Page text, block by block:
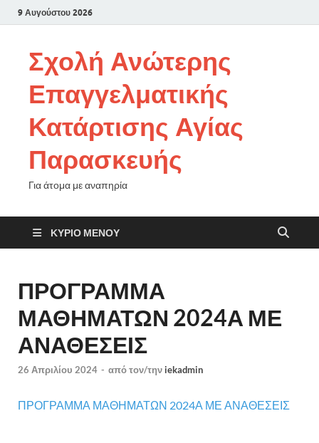
9 Αυγούστου 2026
Σχολή Ανώτερης
Επαγγελματικής
Κατάρτισης Αγίας
Παρασκευής
Για άτομα με αναπηρία
ΚΎΡΙΟ ΜΕΝΟΎ
ΠΡΟΓΡΑΜΜΑ
ΜΑΘΗΜΑΤΩΝ 2024Α ΜΕ
ΑΝΑΘΕΣΕΙΣ
26 Απριλίου 2024 - από τον/την iekadmin
ΠΡΟΓΡΑΜΜΑ ΜΑΘΗΜΑΤΩΝ 2024Α ΜΕ ΑΝΑΘΕΣΕΙΣ